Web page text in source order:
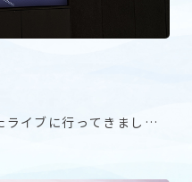
イブに行ってきまし